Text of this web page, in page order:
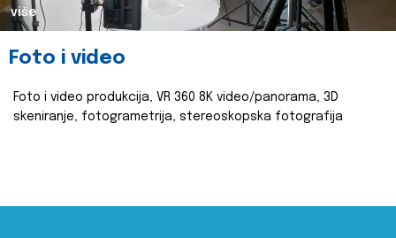
više
Foto i video
Foto i video produkcija, VR 360 8K video/panorama, 3D
skeniranje, fotogrametrija, stereoskopska fotografija